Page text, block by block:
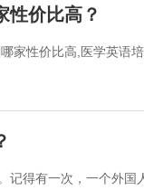
性价比高？
家性价比高,医学英语
记得有一次，一个外